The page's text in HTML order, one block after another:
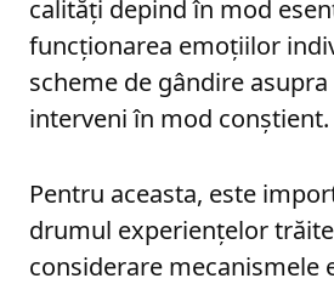
calități depind în mod
funcționarea emoțiilor
scheme de gândire
interveni în mod conștient.
Pentru aceasta, este
drumul experiențelor
considerare mecanismele